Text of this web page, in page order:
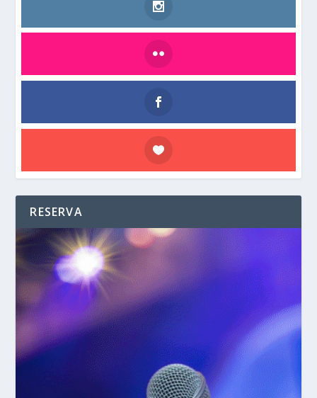
RESERVA